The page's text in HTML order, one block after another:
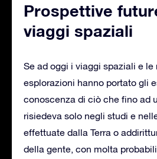
Prospettive
viaggi spaziali
Se ad oggi i viaggi spaziali e
esplorazioni hanno portato gli
conoscenza di ciò che fino ad
risiedeva solo negli studi e
effettuate dalla Terra o
della gente, con molta